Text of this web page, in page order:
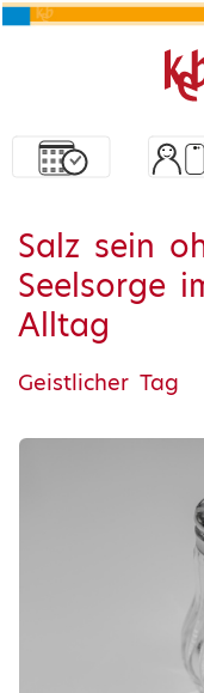
Salz sein
Seelsorge
Alltag
Geistlicher Tag